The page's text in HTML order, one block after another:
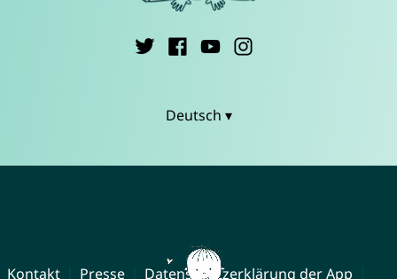
Deutsch ▾
Kontakt Presse
Datenschutzerklärung der App